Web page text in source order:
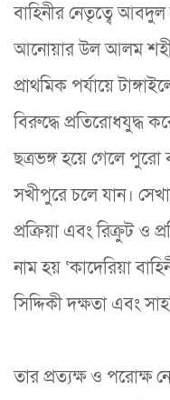
বাহিনীর নেতৃত্বে
আনোয়ার উল আলম
প্রাথমিক পর্যায়ে
বিরুদ্ধে প্রতিরোধযুদ্ধ
ছত্রভঙ্গ হয়ে গেলে পুরো
সখীপুরে চলে যান।
প্রক্রিয়া এবং রিক্রুট ও
নাম হয় ‘কাদেরিয়া
সিদ্দিকী দক্ষতা এবং
তার প্রত্যক্ষ ও পরোক্ষ